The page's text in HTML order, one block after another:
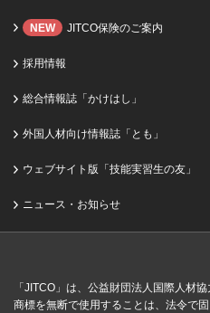
NEW JITCO保険のご案内
採用情報
総合情報誌「かけはし」
外国人材向け情報誌「とも」
ウェブサイト版「技能実習生の友」
ニュース・お知らせ
「JITCO」は、公益財団法人国際人材
商標を無断で使用することは、法令で